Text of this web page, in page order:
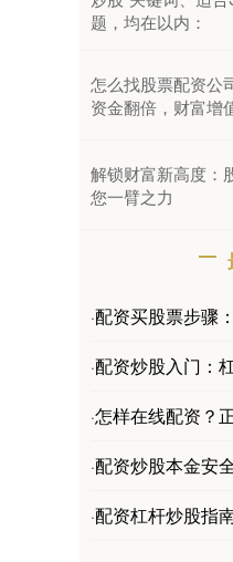
题，均在以内：
怎么找股票配资公
资金翻倍，财富增
解锁财富新高度：
您一臂之力
·配资买股票步骤
·配资炒股入门：
·怎样在线配资？
·配资炒股本金安
·配资杠杆炒股指